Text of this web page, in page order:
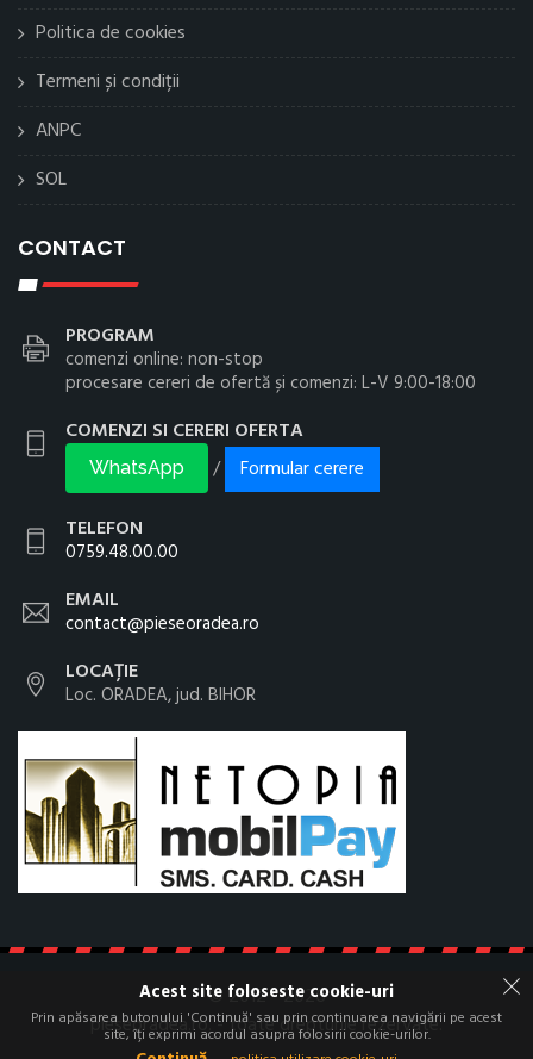
Politica de cookies
Termeni și condiții
ANPC
SOL
CONTACT
PROGRAM
comenzi online: non-stop
procesare cereri de ofertă și comenzi: L-V 9:00-18:00
COMENZI SI CERERI OFERTA
WhatsApp /
Formular cerere
TELEFON
0759.48.00.00
EMAIL
contact@pieseoradea.ro
LOCAȚIE
Loc. ORADEA, jud. BIHOR
© 2012 - 2026
pieseoradea.ro. - toate drepturile rezervate.
Acest site foloseste cookie-uri
Prin apăsarea butonului 'Continuă' sau prin continuarea navigării pe acest
site, îți exprimi acordul asupra folosirii cookie-urilor.